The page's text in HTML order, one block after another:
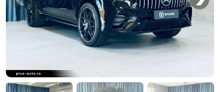
Contact